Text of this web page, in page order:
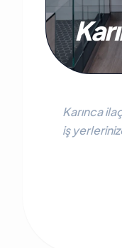
Karınca
iş